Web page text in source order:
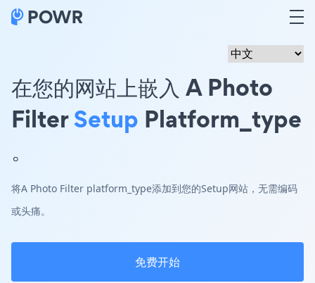
在您的网站上嵌入 A Photo
FilterSetup Platform_type
。
将A Photo Filter platform_type添加到您的Setup网站，无需编码
或头痛。
免费开始